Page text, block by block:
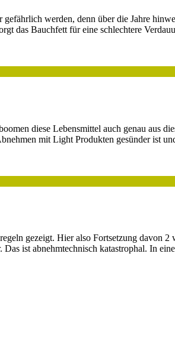
werden, denn über die Jahre
das Bauchfett für eine schlechtere
diese Lebensmittel auch genau aus
mit Light Produkten gesünder ist
gezeigt. Hier also Fortsetzung davon
ist abnehmtechnisch katastrophal. In